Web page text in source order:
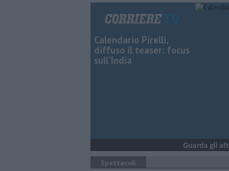
Calendario Pirelli,
diffuso il teaser: focus
sull'India
Spettacoli